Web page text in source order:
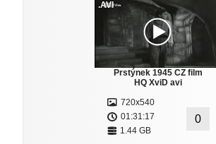
.AVI
Prstýnek 1945 CZ film
HQ XviD avi
720x540
01:31:17
1.44 GB
0